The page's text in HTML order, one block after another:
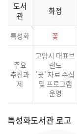
도서
관
화정
특성화 꽃
주요
추진과
제
고양시 대표브
랜드
'꽃' 자료 수집
및 프로그램
운영
특성화도서관 로고